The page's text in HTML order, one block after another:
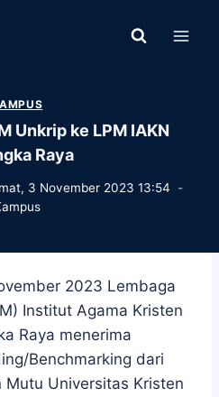
Unkrip ke LPM IAKN
Raya
3 November 2023 13:54
2023 Lembaga
Institut Agama Kristen
Raya menerima
Benchmarking dari
Mutu Universitas Kristen